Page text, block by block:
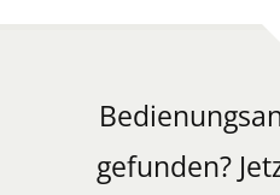
gefunden?